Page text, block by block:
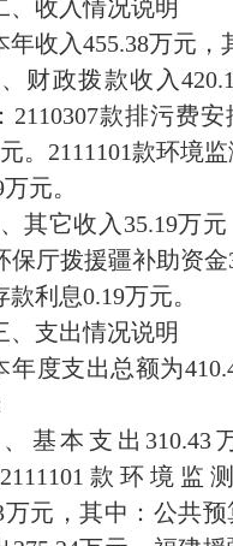
、收入情况说明
年收入455.38万元，
财政拨款收入
2110307款排污费安
。2111101款环境
元。
其它收入35.19万元
保厅拨援疆补助资金
款利息0.19万元。
、支出情况说明
年度支出总额为
基本支出310.43
款环境监
万元，其中：公共